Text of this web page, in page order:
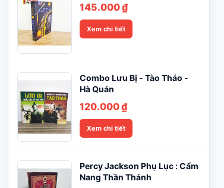
145.000₫
Xem chi tiết
Combo Lưu Bị - Tào Tháo -
Hà Quán
120.000₫
Xem chi tiết
Percy Jackson Phụ Lục : Cẩm
Nang Thần Thánh